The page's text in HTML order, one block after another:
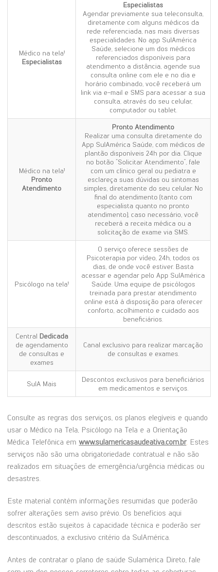
Médico na tela¹
Especialistas
Especialistas
Agendar previamente sua teleconsulta,
diretamente com alguns médicos da
rede referenciada, nas mais diversas
especialidades. No app SulAmérica
Saúde, selecione um dos médicos
referenciados disponíveis para
atendimento a distância, agende sua
consulta online com ele e no dia e
horário combinado, você receberá um
link via e-mail e SMS para acessar a sua
consulta, através do seu celular,
computador ou tablet.
Médico na tela¹
Pronto
Atendimento
Pronto Atendimento
Realizar uma consulta diretamente do
App SulAmérica Saúde, com médicos de
plantão disponíveis 24h por dia. Clique
no botão “Solicitar Atendimento”, fale
com um clínico geral ou pediatra e
esclareça suas dúvidas ou sintomas
simples, diretamente do seu celular. No
final do atendimento (tanto com
especialista quanto no pronto
atendimento), caso necessário, você
receberá a receita médica ou a
solicitação de exame via SMS.
Psicólogo na tela¹
O serviço oferece sessões de
Psicoterapia por vídeo, 24h, todos os
dias, de onde você estiver. Basta
acessar e agendar pelo App SulAmérica
Saúde. Uma equipe de psicólogos
treinada para prestar atendimento
online está à disposição para oferecer
conforto, acolhimento e cuidado aos
beneficiários.
Central Dedicada
de agendamento
de consultas e
exames
Canal exclusivo para realizar marcação
de consultas e exames.
SulA Mais
Descontos exclusivos para beneficiários
em medicamentos e serviços.
Consulte as regras dos serviços, os planos elegíveis e quando
usar o Médico na Tela, Psicólogo na Tela e a Orientação
Médica Telefônica em www.sulamericasaudeativa.com.br. Estes
serviços não são uma obrigatoriedade contratual e não são
realizados em situações de emergência/urgência médicas ou
desastres.
Este material contém informações resumidas que poderão
sofrer alterações sem aviso prévio. Os benefícios aqui
descritos estão sujeitos à capacidade técnica e poderão ser
descontinuados, a exclusivo critério da SulAmérica.
Antes de contratar o plano de saúde Sulamérica Direto, fale